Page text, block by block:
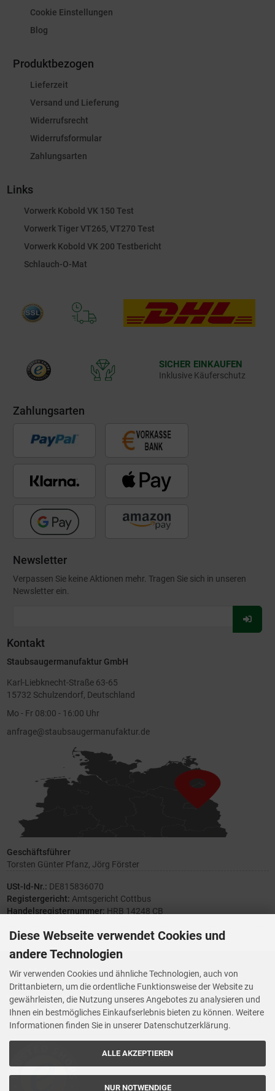
Cookie Einstellungen
Blog
Produktbezogen
Lieferzeit
Versand und Lieferung
Widerrufsrecht
Widerrufsformular
Zahlungsarten
Links
Vorwerk Kobold VK 150 Test
Vorwerk Tiger VT265, VT270 Test
Vorwerk Kobold VK 200 Testbericht
Schlauch-O-Mat
SICHER EINKAUFEN
Inklusive Käuferschutz
Zahlungsarten
Newsletter
Verpassen Sie keine Aktionen mehr. Tragen Sie sich in unseren
Newsletter ein.
Für
Kontakt
Staubsaugermanufaktur GmbH
Karl-Liebknecht-Straße 63-65
15732 Schulzendorf, Deutschland
Mo - Fr 08:00 - 16:00 Uhr
anfrage@staubsaugermanufaktur.de
Geschäftsführer
Torsten Günter Pfanz, Jörg Förster
USt-Id-Nr.: DE815836070
Registergericht: Amtsgericht Cottbus
Handelsregisternummer: HRB 14248 CB
Ihre Meinung zählt
Vorwerk Ersatzteile
Wenn Ihnen der Service der StaubsaugerManufaktur gefallen hat,
bewerten Sie uns bitte bei Trustedshops.de
Diese Webseite verwendet Cookies und
andere Technologien
Wir verwenden Cookies und ähnliche Technologien, auch von
Drittanbietern, um die ordentliche Funktionsweise der Website zu
gewährleisten, die Nutzung unseres Angebotes zu analysieren und
Ihnen ein bestmögliches Einkaufserlebnis bieten zu können. Weitere
Informationen finden Sie in unserer Datenschutzerklärung.
ALLE AKZEPTIEREN
NUR NOTWENDIGE